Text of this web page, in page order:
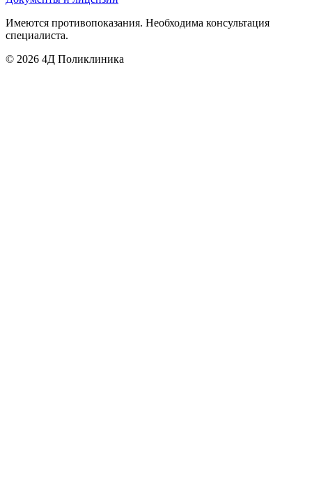
Имеются противопоказания. Необходима консультация
специалиста.
© 2026 4Д Поликлиника